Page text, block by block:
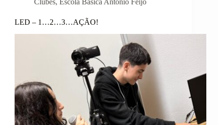
Clubes, Escola Básica António Feijó
LED – 1…2…3…AÇÃO!